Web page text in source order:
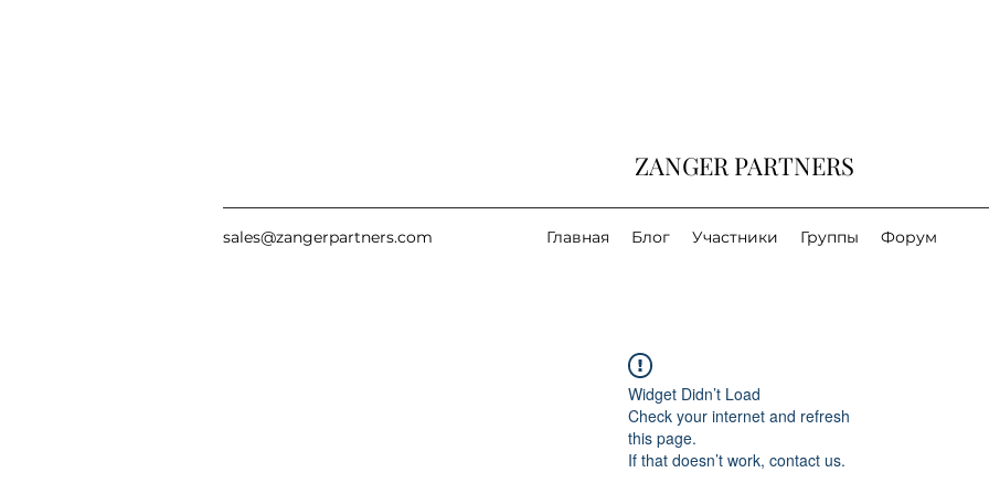
ZANGER PARTNERS
sales@zangerpartners.com Главная Блог Участники Группы Форум
Widget Didn’t Load
Check your internet and refresh
this page.
If that doesn’t work, contact us.